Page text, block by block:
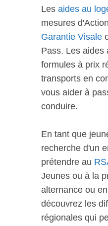
Les aides au
mesures
Garantie Visale
Pass. Les aides
formules à prix
transports en
vous aider à
conduire.
En tant que
recherche d'un
prétendre au
Jeunes ou à la
alternance ou
découvrez les
régionales qui